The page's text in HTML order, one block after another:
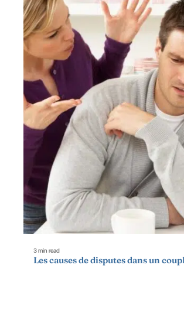
3 min read
Les causes de disputes dans un